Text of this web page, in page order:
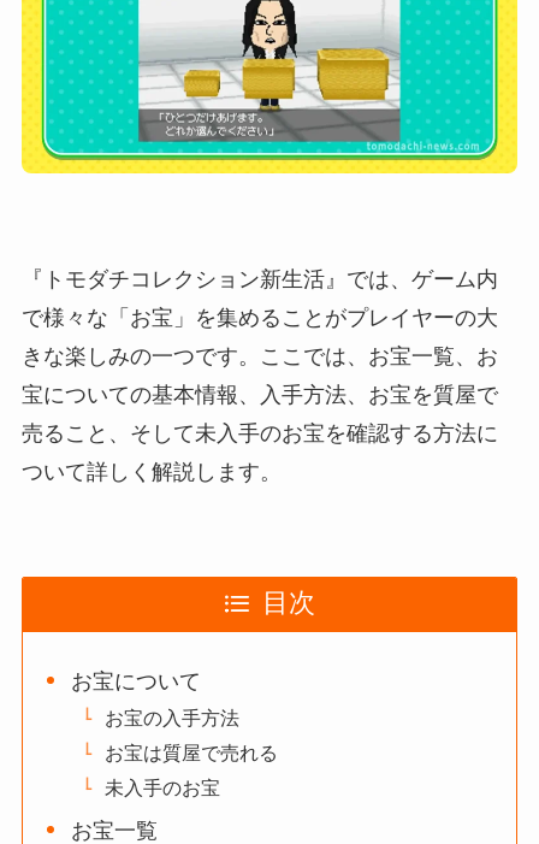
『トモダチコレクション新生活』では、ゲーム内
で様々な「お宝」を集めることがプレイヤーの大
きな楽しみの一つです。ここでは、お宝一覧、お
宝についての基本情報、入手方法、お宝を質屋で
売ること、そして未入手のお宝を確認する方法に
ついて詳しく解説します。
目次
お宝について
お宝の入手方法
お宝は質屋で売れる
未入手のお宝
お宝一覧